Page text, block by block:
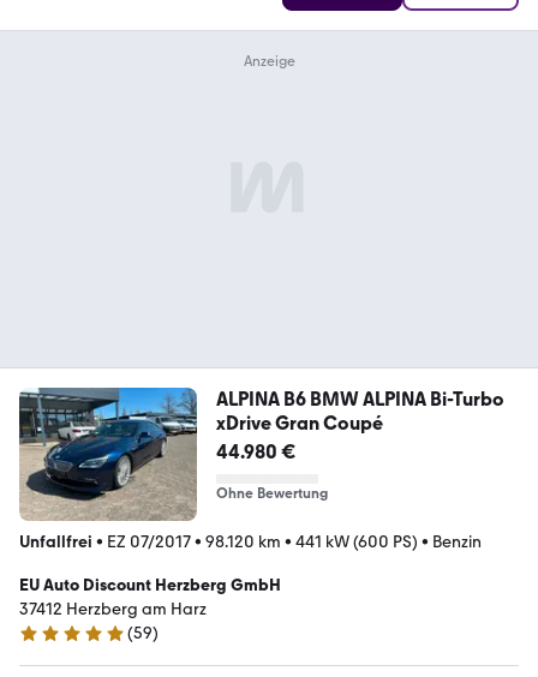
ALPINA B6 BMW ALPINA Bi-Turbo
xDrive Gran Coupé
44.980 €
Ohne Bewertung
Unfallfrei • EZ 07/2017• 98.120 km • 441 kW (600 PS) • Benzin
EU Auto Discount Herzberg GmbH
37412 Herzberg am Harz
5 Sterne
(59)